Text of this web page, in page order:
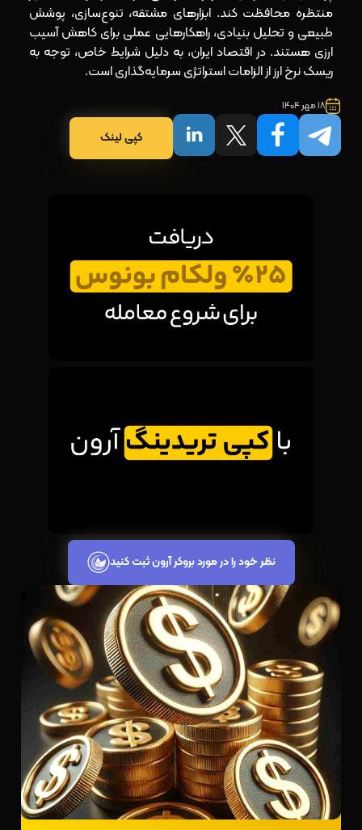
منتظره محافظت کند. ابزارهای مشتقه، تنوع‌سازی، پوشش
طبیعی و تحلیل بنیادی، راهکارهایی عملی برای کاهش آسیب
ارزی هستند. در اقتصاد ایران، به‌ دلیل شرایط خاص، توجه به
ریسک نرخ ارز از الزامات استراتژی سرمایه‌گذاری است.
18 مهر 1404
کپی لینک
نظر خود را در مورد بروکر آرون ثبت کنید